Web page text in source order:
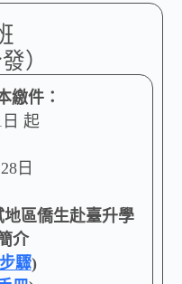
）
繳件：
日 起
日
地區僑生赴臺升學
介
驟)